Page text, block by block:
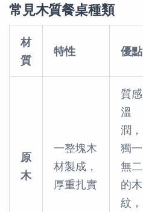
常見木質餐桌種類
材
質
特性 優點
原
木
一整塊木
材製成，
厚重扎實
質感
溫
潤，
獨一
無二
的木
紋，